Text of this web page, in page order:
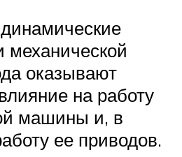
механической
оказывают
на работу
машины и, в
ее приводов.